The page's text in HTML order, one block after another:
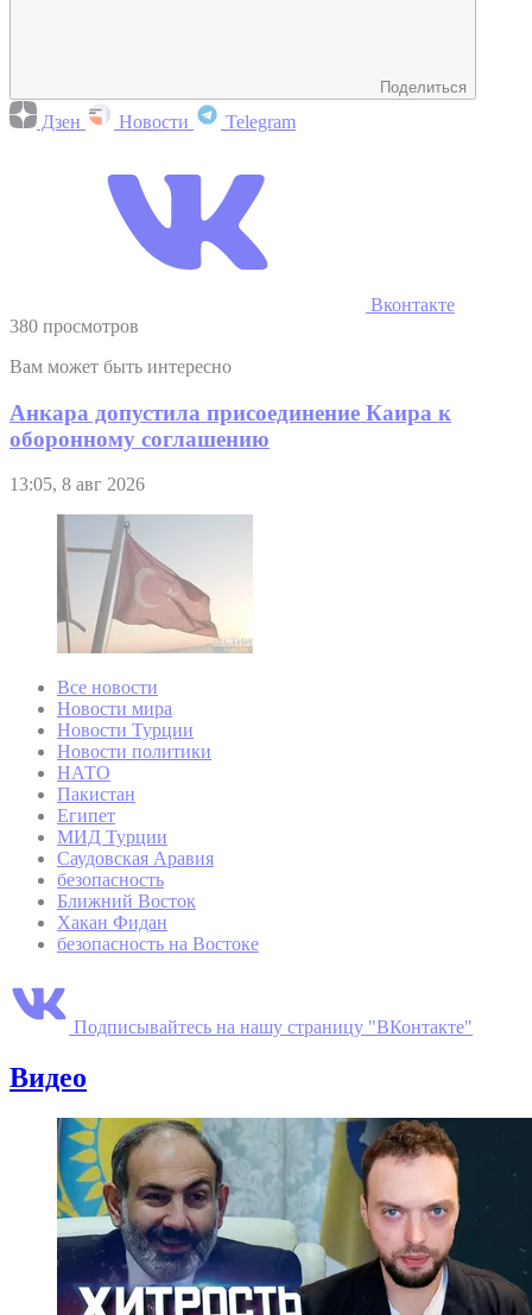
Поделиться
Дзен Новости Telegram
Вконтакте
380 просмотров
Вам может быть интересно
Анкара допустила присоединение Каира к
оборонному соглашению
13:05, 8 авг 2026
Все новости
Новости мира
Новости Турции
Новости политики
НАТО
Пакистан
Египет
МИД Турции
Саудовская Аравия
безопасность
Ближний Восток
Хакан Фидан
безопасность на Востоке
Подписывайтесь на нашу страницу "ВКонтакте"
Видео